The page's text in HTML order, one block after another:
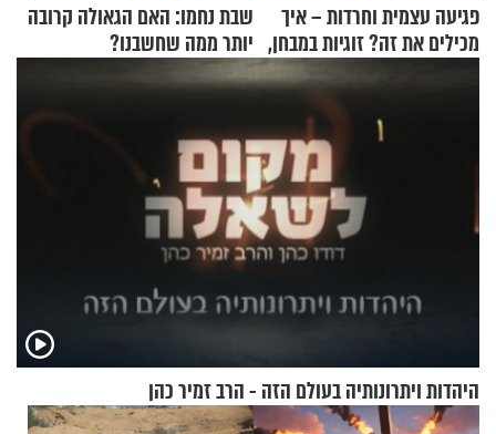
פגיעה עצמית וחרדות – איך
מכילים את זה? זוגיות במבחן,
הפעם עם יהודית ואלתר כהן
שבת נחמו: האם הגאולה קרובה
יותר ממה שחשבנו?
היהדות ויתרונותיה בעולם הזה - הרב זמיר כהן